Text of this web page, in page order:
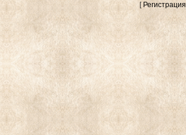
[ Регистрация